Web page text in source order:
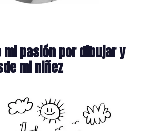
mi pasión por dibujar y
mi niñez